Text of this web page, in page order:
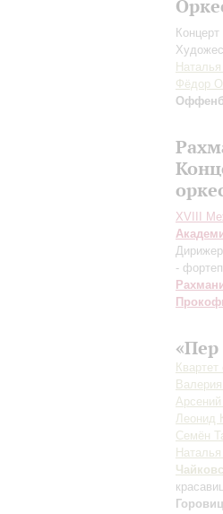
Фёдор
XVIII
-
«Пер
Леонид
Семён
Горовиц